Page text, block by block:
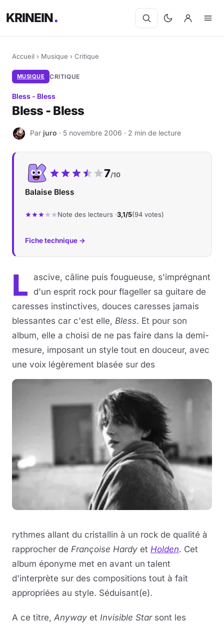
KRINEIN
Accueil › Musique › Critique
MUSIQUE CRITIQUE
Bless - Bless
Bless - Bless
J Par juro · 5 novembre 2006 · 2 min de lecture
Notre note :
7/10
Balaise Bless
Note des lecteurs ·3,1/5(94 votes)
Fiche technique →
L ascive, câline puis fougueuse, s'imprégnant
d'un esprit rock pour flageller sa guitare de
caresses instinctives, douces caresses jamais
blessantes car c'est elle, Bless. Et pour son
album, elle a choisi de ne pas faire dans la demi-
mesure, imposant un style tout en douceur, avec
une voix légèrement blasée sur des
rythmes allant du cristallin à un rock de qualité à
rapprocher de Françoise Hardy et Holden. Cet
album éponyme met en avant un talent
d'interprète sur des compositions tout à fait
appropriées au style. Séduisant(e).
A ce titre, Anyway et Invisible Starsont les